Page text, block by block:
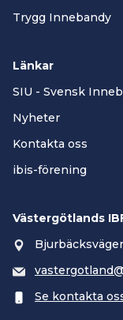
Trygg Innebandy
Länkar
SIU - Svensk
Nyheter
Kontakta oss
ibis-förening
Västergötlands
Se kontakta